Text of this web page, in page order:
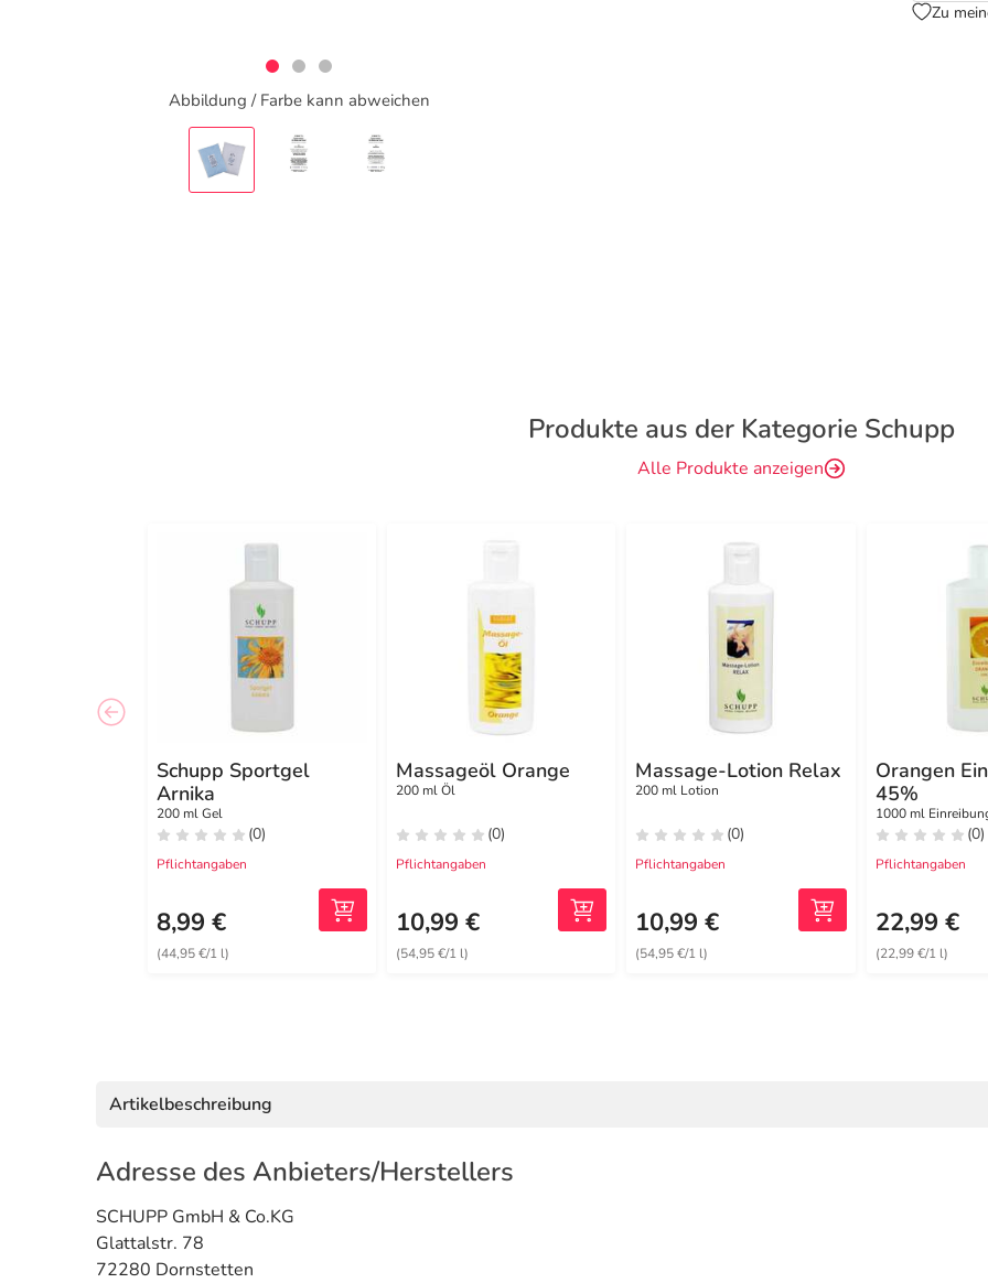
Abbildung / Farbe kann abweichen
Zu
Produkte aus der Kategorie Schupp
Alle Produkte anzeigen
Schupp Sportgel
Arnika
200 ml Gel
(0)
Pflichtangaben
8,99 €
(44,95 €/1 l)
Massageöl Orange
200 ml Öl
(0)
Pflichtangaben
10,99 €
(54,95 €/1 l)
Massage-Lotion Relax
200 ml Lotion
(0)
Pflichtangaben
10,99 €
(54,95 €/1 l)
Orangen
45%
1000 ml
(0)
Pflichtangaben
22,99 €
(22,99 €/1 l)
Artikelbeschreibung
Adresse des Anbieters/Herstellers
SCHUPP GmbH & Co.KG
Glattalstr. 78
72280 Dornstetten